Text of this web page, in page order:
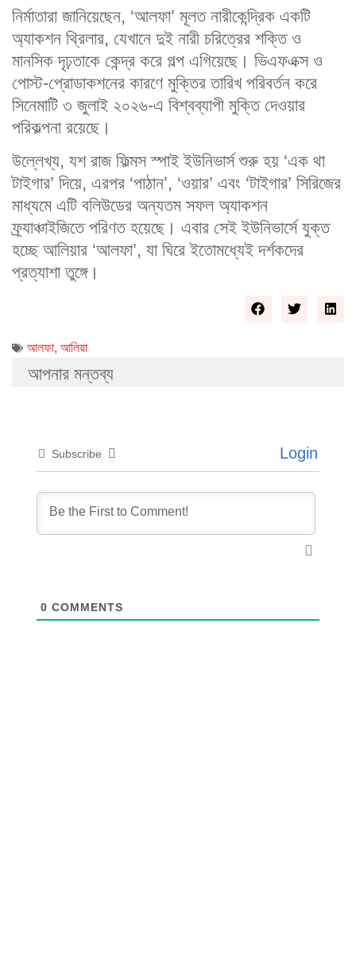
নির্মাতারা জানিয়েছেন, ‘আলফা’ মূলত নারীকেন্দ্রিক একটি
অ্যাকশন থ্রিলার, যেখানে দুই নারী চরিত্রের শক্তি ও
মানসিক দৃঢ়তাকে কেন্দ্র করে গল্প এগিয়েছে। ভিএফএক্স ও
পোস্ট-প্রোডাকশনের কারণে মুক্তির তারিখ পরিবর্তন করে
সিনেমাটি ৩ জুলাই ২০২৬-এ বিশ্বব্যাপী মুক্তি দেওয়ার
পরিকল্পনা রয়েছে।
উল্লেখ্য, যশ রাজ ফিল্মস স্পাই ইউনিভার্স শুরু হয় ‘এক থা
টাইগার’ দিয়ে, এরপর ‘পাঠান’, ‘ওয়ার’ এবং ‘টাইগার’ সিরিজের
মাধ্যমে এটি বলিউডের অন্যতম সফল অ্যাকশন
ফ্র্যাঞ্চাইজিতে পরিণত হয়েছে। এবার সেই ইউনিভার্সে যুক্ত
হচ্ছে আলিয়ার ‘আলফা’, যা ঘিরে ইতোমধ্যেই দর্শকদের
প্রত্যাশা তুঙ্গে।
আলফা, আলিয়া
আপনার মন্তব্য
Subscribe Login
0 COMMENTS